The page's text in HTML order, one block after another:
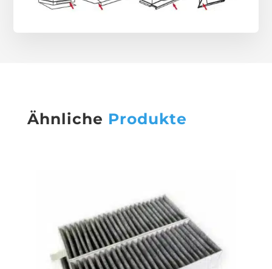
Ähnliche Produkte